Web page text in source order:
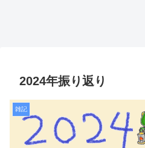
2024年振り返り
雑記